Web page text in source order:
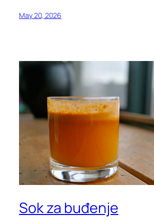
May 20, 2026
Sok za buđenje